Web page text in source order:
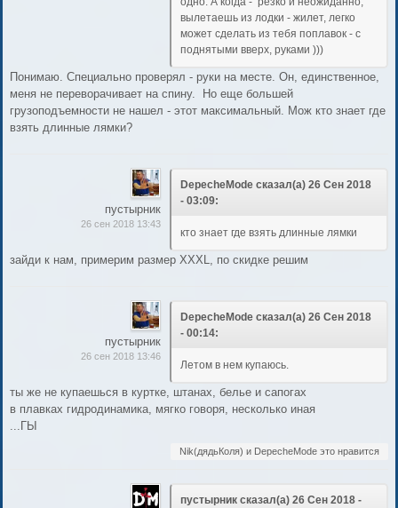
вылетаешь из лодки - жилет, легко
может сделать из тебя поплавок - с
поднятыми вверх, руками )))
Понимаю. Специально проверял - руки на месте. Он, единственное,
меня не переворачивает на спину. Но еще большей
грузоподъемности не нашел - этот максимальный. Мож кто знает где
взять длинные лямки?
пустырник
26 сен 2018 13:43
DepecheMode сказал(а) 26 Сен 2018
- 03:09:
кто знает где взять длинные лямки
зайди к нам, примерим размер XXXL, по скидке решим
пустырник
26 сен 2018 13:46
DepecheMode сказал(а) 26 Сен 2018
- 00:14:
Летом в нем купаюсь.
ты же не купаешься в куртке, штанах, белье и сапогах
в плавках гидродинамика, мягко говоря, несколько иная
...ГЫ
Nik(дядьКоля) и DepecheMode это нравится
пустырник сказал(а) 26 Сен 2018 -